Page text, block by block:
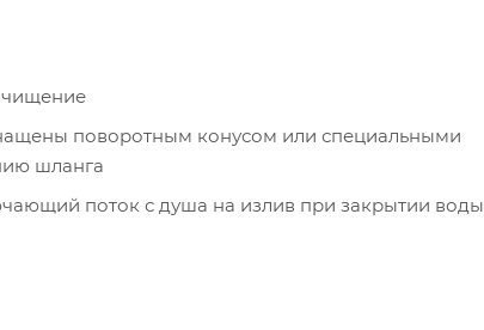
поворотным конусом или специальными
шланга
поток с душа на излив при закрытии воды